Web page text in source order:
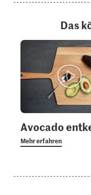
Das
Avocado
Mehr erfahren